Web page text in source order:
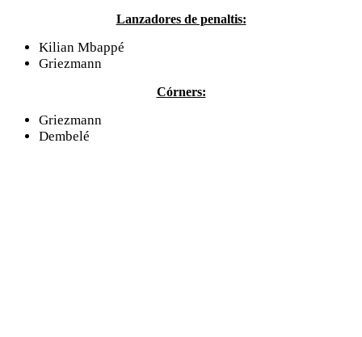
Lanzadores de penaltis:
Kilian Mbappé
Griezmann
Córners:
Griezmann
Dembelé